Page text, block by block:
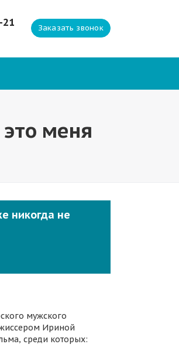
Заказать звонок
21
меня
никогда не
мужского
Ириной
среди которых: